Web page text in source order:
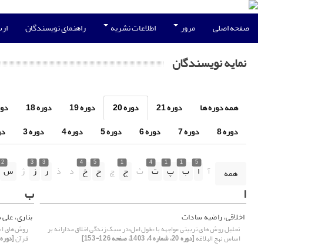
صفحه اصلی مرور اطلاعات نشریه راهنمای نویسندگان
نمایه نویسندگان
همه دوره ها دوره 21 دوره 20 دوره 19 دوره 18
دوره 8
دوره 7 دوره 6 دوره 5 دوره 4 دوره 3
همه آ
5
ا
1
ب
1
پ
4
ت ث
1
ج چ
5
ح
4
خ د ذ
3
ر
3
ز ژ
2
س
ا
اخلاقی، راضیه سادات
تحلیل روش های تربیتی مواجهه با «طول امل»در سبک زندگی اخلاق مدارانه بر
اساس نهج البلاغه[دوره 20، شماره 4، 1403، صفحه 126-153]
ب
بناری،
روش‌های
قرآن[دوره 20، شماره 3، 1403، صفحه 9-40]